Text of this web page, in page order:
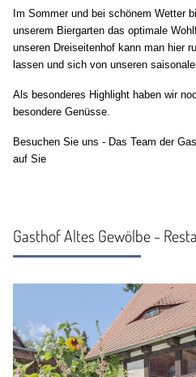
Im Sommer und bei schönem Wetter
unserem Biergarten das optimale
unseren Dreiseitenhof kann man hier
lassen und sich von unseren
Als besonderes Highlight haben wir
besondere Genüsse.
Besuchen Sie uns - Das Team der
auf Sie
Gasthof Altes Gewölbe -